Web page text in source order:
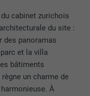
cabinet zurichois
du site :
des panoramas
et la villa
bâtiments
un charme de
À